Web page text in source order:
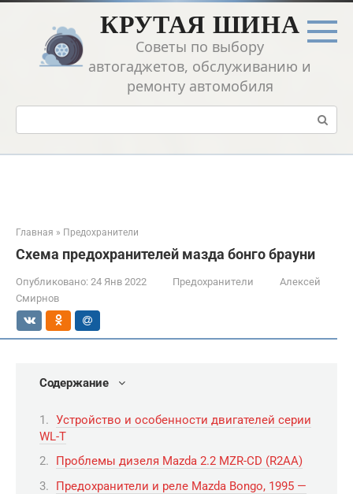
Перейти
контенту
КРУТАЯ ШИНА
Советы по выбору
автогаджетов, обслуживанию и
ремонту автомобиля
Поиск:
Главная » Предохранители
Схема предохранителей мазда бонго брауни
Опубликовано: 24 Янв 2022 Предохранители
Алексей
Смирнов
Содержание
Устройство и особенности двигателей серии
WL-T
Проблемы дизеля Mazda 2.2 MZR-CD (R2AA)
Предохранители и реле Mazda Bongo, 1995 —